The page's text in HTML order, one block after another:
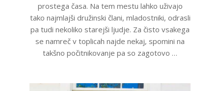
prostega časa. Na tem mestu lahko uživajo
tako najmlajši družinski člani, mladostniki, odrasli
pa tudi nekoliko starejši ljudje. Za čisto vsakega
se namreč v toplicah najde nekaj, spomini na
takšno počitnikovanje pa so zagotovo …